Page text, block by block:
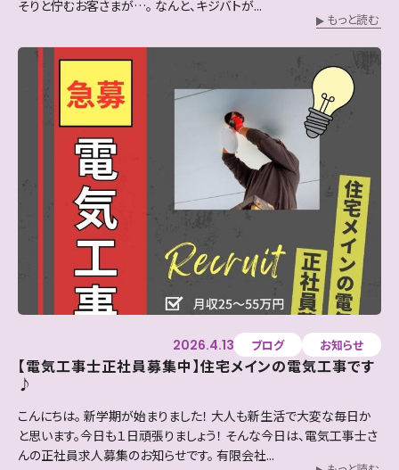
そりと佇むお客さまが…。 なんと、キジバトが...
もっと読む
【電気工事士正社員募集中】住宅メインの電気工事です
♪
2026.4.13 ブログ お知らせ
こんにちは。 新学期が始まりました！ 大人も新生活で大変な毎日か
と思います。今日も１日頑張りましょう！ そんな今日は、電気工事士さ
んの正社員求人募集のお知らせです。 有限会社...